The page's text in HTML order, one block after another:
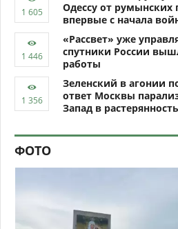
Одессу от румынских
впервые с начала
«Рассвет» уже
спутники России
работы
Зеленский в агонии
ответ Москвы
Запад в растерянность
ФОТО